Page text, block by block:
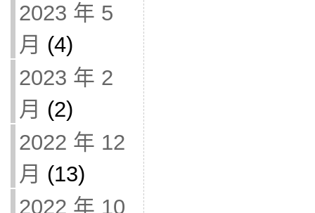
2023 年 5
月 (4)
2023 年 2
月 (2)
2022 年 12
月 (13)
2022 年 10